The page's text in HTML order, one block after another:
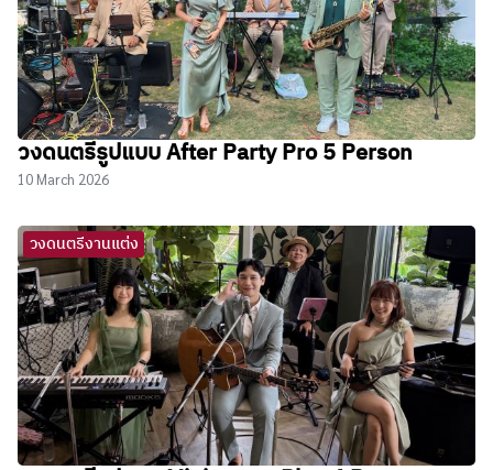
วงดนตรีรูปแบบ After Party Pro 5 Person
10 March 2026
วงดนตรีงานแต่ง